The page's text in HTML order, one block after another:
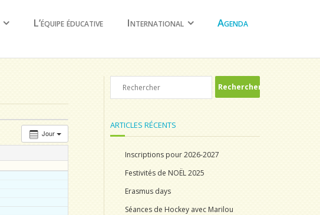
L’équipe éducative International Agenda
Jour
ARTICLES RÉCENTS
Inscriptions pour 2026-2027
Festivités de NOËL 2025
Erasmus days
Séances de Hockey avec Marilou